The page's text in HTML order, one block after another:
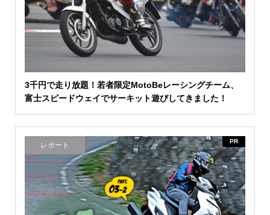
3千円で走り放題！若者限定MotoBeレーシングチーム、
富士スピードウェイでサーキット遊びしてきました！
レポート PR